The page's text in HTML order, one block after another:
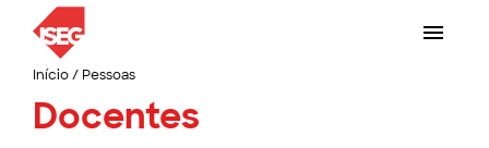
Início/ Pessoas
Docentes